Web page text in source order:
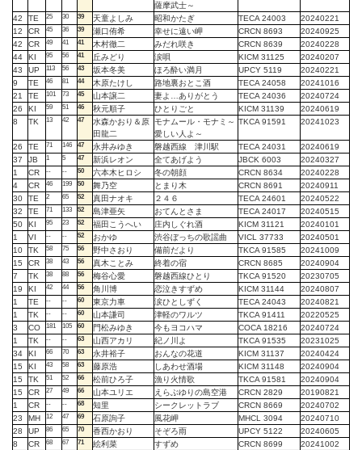
薩摩武士～
42 TE 25 30 39 天童よしみ 昭和かたぎ TECA 24003
20240221
12
CR 45 36 39 瀬口侑希 幸せに遠い岬 CRCN 8693
20240925
42
CR 49 41 41 木村徹二 みだれ咲き CRCN 8639
20240228
44
KI 95 56 41 丘みどり 涙唄 KICM 31125
20240207
43
UP 113 56 43 坂本冬美 ほろ酔い満月 UPCY 5119
20240221
9
TE 46 81 44 木原たけし 路地裏おとこ酒 TECA 24058
20241016
21
TE 101 73 45 山本譲二 妻よ…ありがとう TECA 24036
20240724
26
KI 59 51 46 秋元順子 ひとりごと KICM 31139
20240619
8
TK 13 42 47
水森かおり＆原
田龍二
モナムール・モナミ～
愛しい人よ～
TKCA 91591 20241023
26 TE 71 146 47 永井みゆき 磐越西線 津川駅 TECA 24031
20240619
37
JB 1 5 47 新浜レオン 全てあげよう JBCK 6003
20240327
1
CR -- -- 50 六本木ヒロシ 冬の朝顔 CRCN 8634
20240228
4
CR 46 199 50 舞乃空 とまり木 CRCN 8691
20240911
30
TE 2 65 52 真田ナオキ ２４６ TECA 24601
20240522
32
TE 71 133 52 島津亜矢 おてんとさま TECA 24017
20240515
50
KI 95 23 52 福田こうへい 庄内しぐれ酒 KICM 31121
20240101
1
VI -- -- 52 おかゆ 渋谷ぼっちの歌謡曲 VICL 37733
20240501
10
TK 58 75 56 野中さおり 備前だより TKCA 91585
20241009
15
CR 38 43 56 真木ことみ 終着の宿 CRCN 8685
20240904
7
TK 38 88 56 梅谷心愛 磐越西線ひとり TKCA 91520
20230705
19
KI 42 44 56 角川博 恋泣きすずめ KICM 31144
20240807
1
TE -- -- 60 東京力車 涙ひとしずく TECA 24043
20240821
1
TK -- -- 60 山本謙司 津軽のワルツ TKCA 91411
20220525
3
CO 181 105 60 門松みゆき 今もヨコハマ COCA 18216
20240724
1
TK -- -- 63 山西アカリ 紀ノ川よ TKCA 91535
20231025
34
KI 66 70 63 永井裕子 おんなの花道 KICM 31137
20240424
15
KI 43 58 63 藤原浩 しあわせ酒場 KICM 31148
20240904
15
TK 51 52 66 松前ひろ子 漁り火情歌 TKCA 91581
20240904
15
CR 27 49 66 山本ユリエ えらぶゆりの島空港 CRCN 2829
20190821
1
CR -- -- 68 知里 シークレットラブ CRCN 8669
20240702
23
MH 12 47 69 石原詢子 風花岬 MHCL 3094
20240710
28
UP 86 65 70 香西かおり そぞろ雨 UPCY 5122
20240605
8
CR 68 67 71 絵利菜 すずめ CRCN 8699
20241002